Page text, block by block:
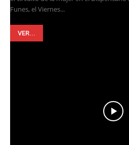
Funes, el Viernes...
VER...